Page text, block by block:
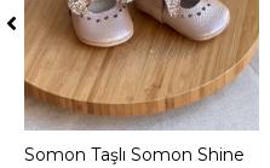
Sepete Ekle
Somon Taşlı Somon Shine